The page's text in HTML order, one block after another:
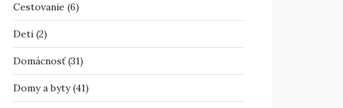
Cestovanie (6)
Deti(2)
Domácnosť(31)
Domy a byty(41)